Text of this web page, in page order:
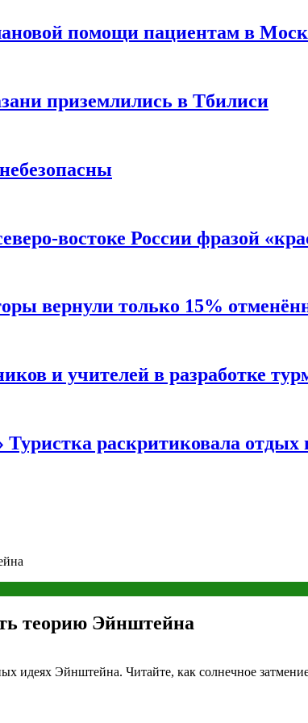
помощи пациентам в
приземлились в Тбилиси
востоке России фразой
вернули только 15%
и учителей в разработке
раскритиковала
теорию Эйнштейна
идеях Эйнштейна. Читайте, как солнечное